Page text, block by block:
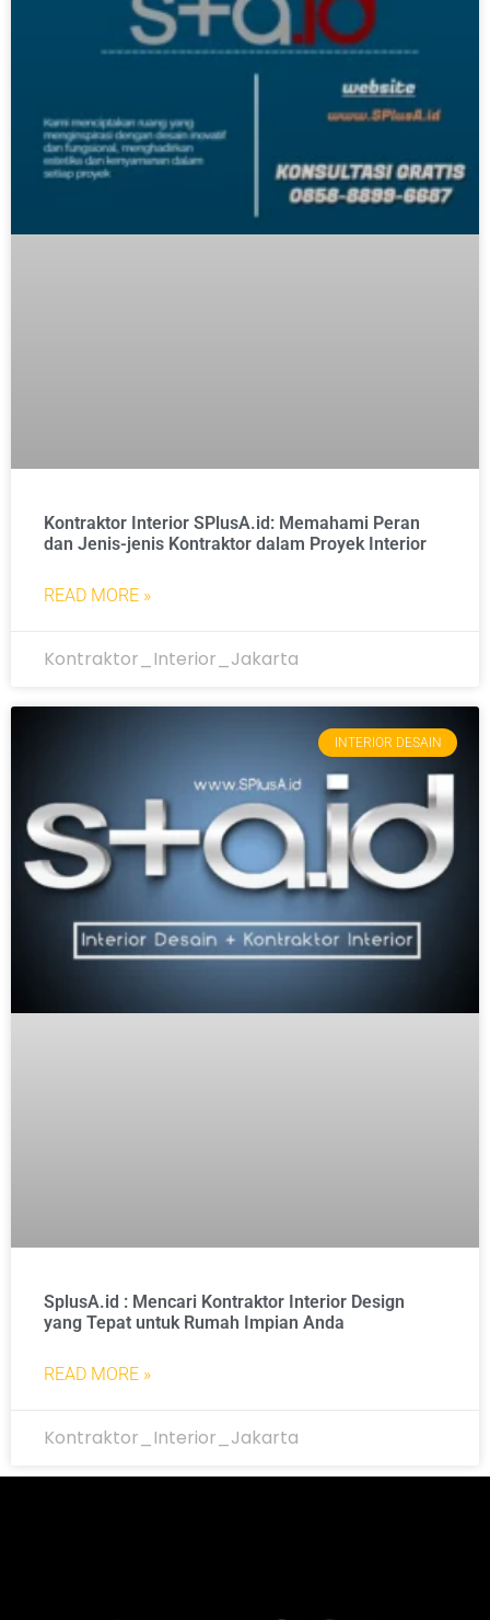
Kontraktor Interior SPlusA.id: Memahami Peran
dan Jenis-jenis Kontraktor dalam Proyek Interior
READ MORE »
Kontraktor_Interior_Jakarta
INTERIOR DESAIN
SplusA.id : Mencari Kontraktor Interior Design
yang Tepat untuk Rumah Impian Anda
READ MORE »
Kontraktor_Interior_Jakarta